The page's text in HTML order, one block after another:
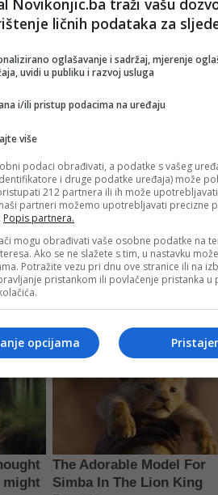
na radionici ograničen,
pažnja i osigurao
avanturi, prijave i dodatne
ili direktnom porukom
ličnih podataka za
oglašavanje i sadržaj, mjerenje
uvidi u publiku i razvoj usluga
i/ili pristup podacima na uređaju
više
podaci obrađivati, a podatke s vašeg
i druge podatke uređaja) može
212 partnera ili ih može
partneri možemo upotrebljavati precizne
Popis partnera.
mogu obrađivati vaše osobne podatke na
Ako se ne slažete s tim, u nastavku
Potražite vezu pri dnu ove stranice ili na
pristankom ili povlačenje pristanka u
opcijama